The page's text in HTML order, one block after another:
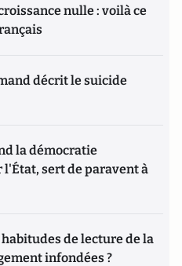
nulle : voilà ce
décrit le suicide
la démocratie
sert de paravent à
de lecture de la
infondées ?